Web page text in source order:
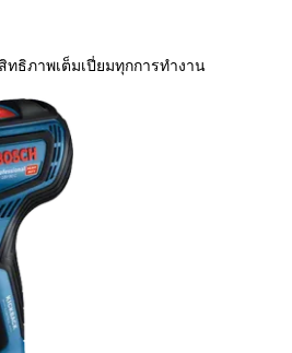
ธิภาพเต็มเปี่ยมทุกการทำงาน